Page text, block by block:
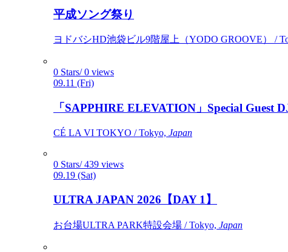
平成ソング祭り
ヨドバシHD池袋ビル9階屋上（YODO GROOVE） /
0 Stars/ 0 views
09.11 (Fri)
「SAPPHIRE ELEVATION」Special Guest
CÉ LA VI TOKYO / Tokyo, Japan
0 Stars/ 439 views
09.19 (Sat)
ULTRA JAPAN 2026【DAY 1】
お台場ULTRA PARK特設会場 / Tokyo, Japan